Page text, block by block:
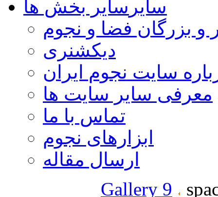
سایر سایر بخش ها
و بزرگان فضا و نجوم
دیکشنری
سایت نجوم ایران
معرفی سایر سایت ها
تماس با ما
ابزارهای نجوم
ارسال مقاله
Gallery 9